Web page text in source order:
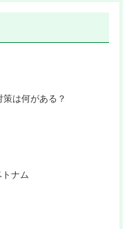
は何がある？
ナム